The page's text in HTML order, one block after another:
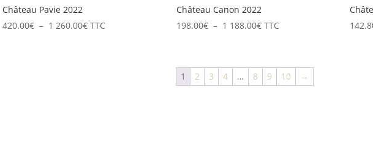
Château Pavie 2022
420.00€ – 1 260.00€Plage
TTC
Château Canon 2022
198.00€ – 1 188.00€Plage
198.00€
TTC
1 2 3 4 … 8 9 10 →